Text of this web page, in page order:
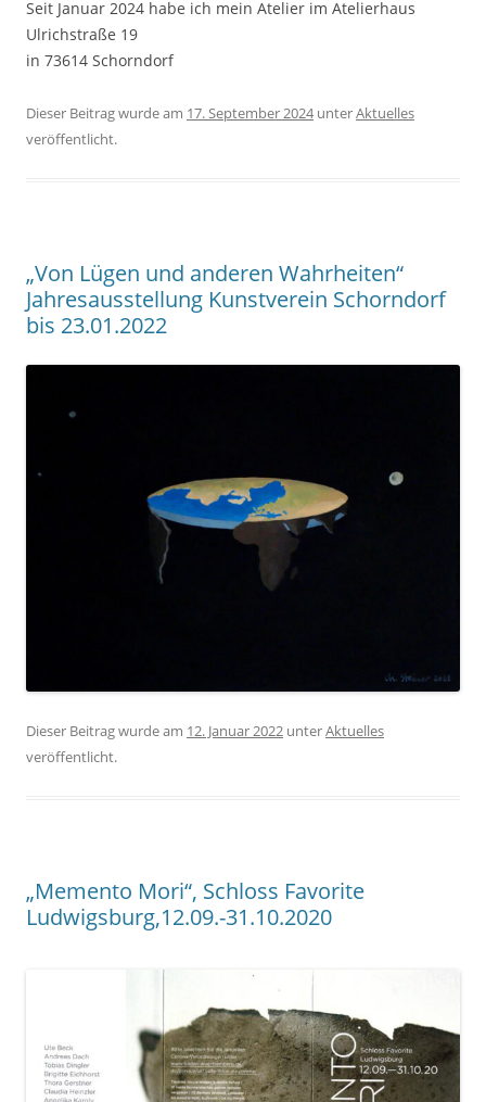
Seit Januar 2024 habe ich mein Atelier im Atelierhaus
Ulrichstraße 19
in 73614 Schorndorf
Dieser Beitrag wurde am 17. September 2024 unterAktuelles
veröffentlicht.
„Von Lügen und anderen Wahrheiten“
Jahresausstellung Kunstverein Schorndorf
bis 23.01.2022
Dieser Beitrag wurde am 12. Januar 2022 unterAktuelles
veröffentlicht.
„Memento Mori“, Schloss Favorite
Ludwigsburg,12.09.-31.10.2020